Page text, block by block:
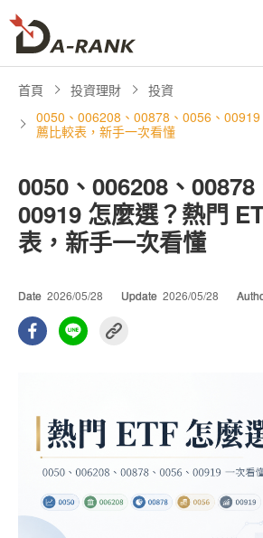
首頁 投資理財
投資
0050、006208、00878、0056、
薦比較表，新手一次看懂
0050、006208、00878
00919 怎麼選？熱門
表，新手一次看懂
Date 2026/05/28 Update 2026/05/28